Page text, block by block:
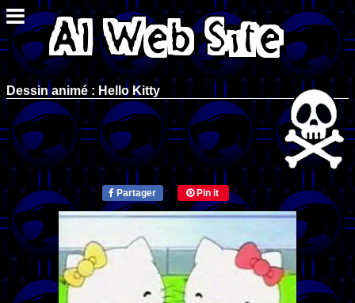
Dessin animé : Hello Kitty
Partager Pin it